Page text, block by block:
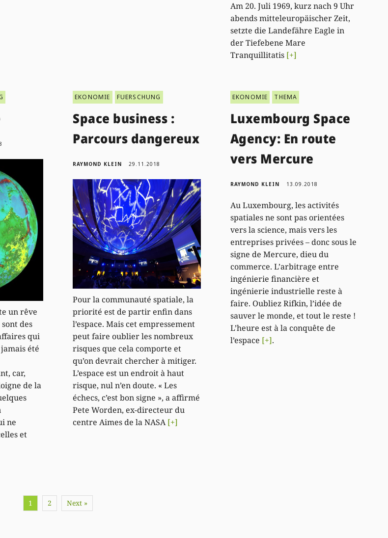
Am 20. Juli 1969, kurz nach 9 Uhr
abends mitteleuropäischer Zeit,
setzte die Landefähre Eagle in
der Tiefebene Mare
Tranquillitatis [+]
un rêve
des
qui
été
car,
de la
ne
et
EKONOMIE FUERSCHUNG
Space business :
Parcours dangereux
RAYMOND KLEIN 29.11.2018
Pour la communauté spatiale, la
priorité est de partir enfin dans
l’espace. Mais cet empressement
peut faire oublier les nombreux
risques que cela comporte et
qu’on devrait chercher à mitiger.
L’espace est un endroit à haut
risque, nul n’en doute. « Les
échecs, c’est bon signe », a affirmé
Pete Worden, ex-directeur du
centre Aimes de la NASA[+]
EKONOMIE THEMA
Luxembourg Space
Agency: En route
vers Mercure
RAYMOND KLEIN 13.09.2018
Au Luxembourg, les activités
spatiales ne sont pas orientées
vers la science, mais vers les
entreprises privées – donc sous le
signe de Mercure, dieu du
commerce. L’arbitrage entre
ingénierie financière et
ingénierie industrielle reste à
faire. Oubliez Rifkin, l’idée de
sauver le monde, et tout le reste !
L’heure est à la conquête de
l’espace [+].
1 2 Next »